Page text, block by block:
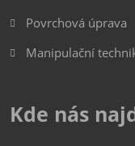
Povrchová úprava
Manipulační
Kde nás